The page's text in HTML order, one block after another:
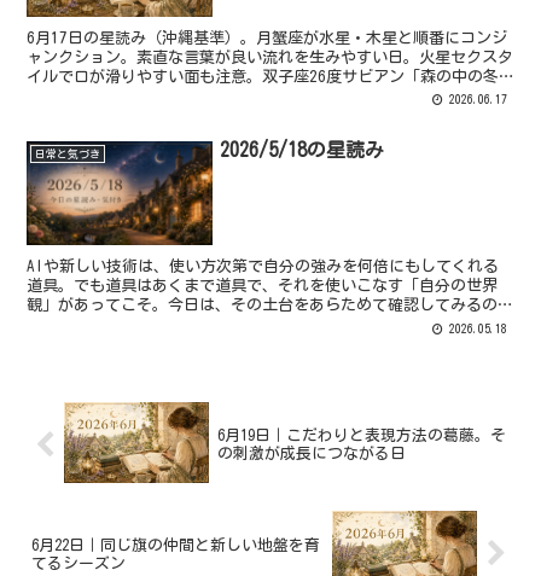
6月17日の星読み（沖縄基準）。月蟹座が水星・木星と順番にコンジ
ャンクション。素直な言葉が良い流れを生みやすい日。火星セクスタ
イルで口が滑りやすい面も注意。双子座26度サビアン「森の中の冬
2026.06.17
日常と気づき 2026/5/18の星読み
AIや新しい技術は、使い方次第で自分の強みを何倍にもしてくれる
道具。でも道具はあくまで道具で、それを使いこなす「自分の世界
観」があってこそ。今日は、その土台をあらためて確認してみるのに
2026.05.18
6月19日｜こだわりと表現方法の葛藤。そ
の刺激が成長につながる日
6月22日｜同じ旗の仲間と新しい地盤を育
てるシーズン